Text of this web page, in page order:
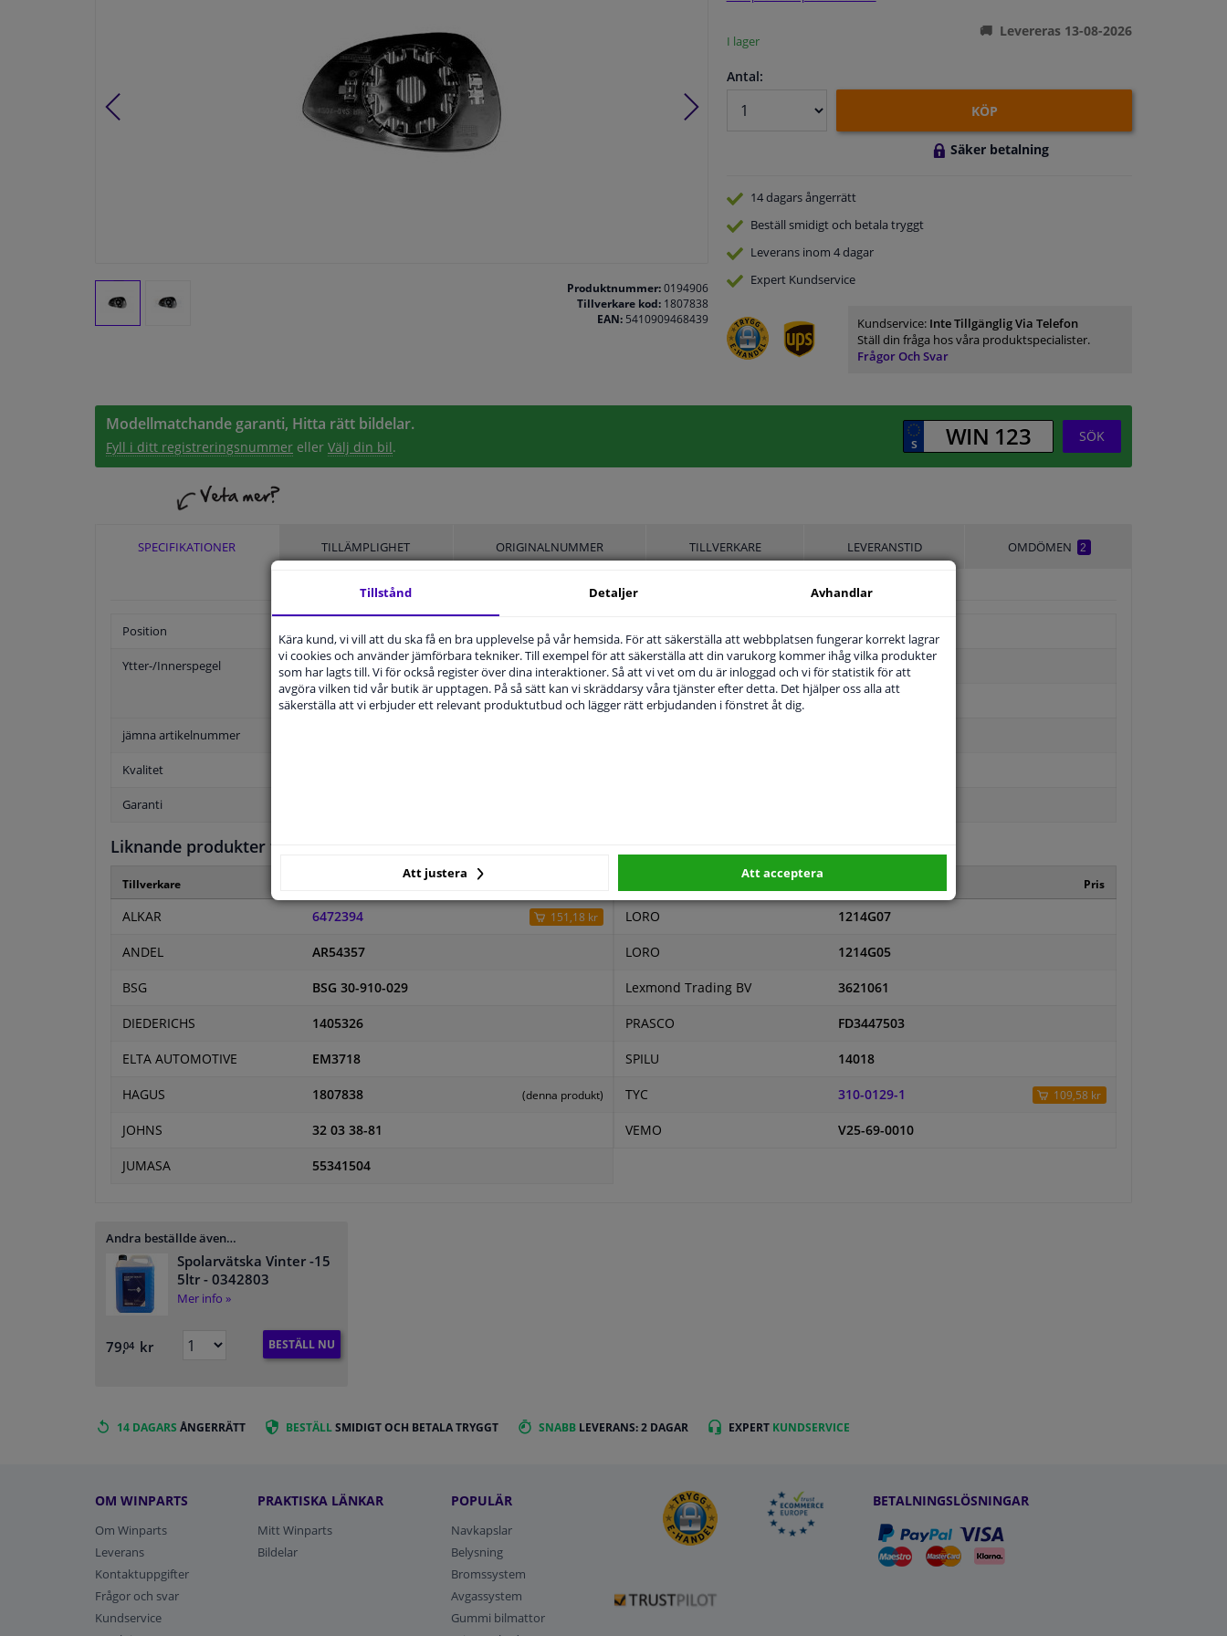
Produktnummer:0194906
Tillverkare kod:1807838
EAN:5410909468439
I lager
Levereras 13-08-2026
Antal:
KÖP
Säker betalning
14 dagarsångerrätt
Beställ smidigt och betala tryggt
Leverans inom 4 dagar
Expert Kundservice
Kundservice: Inte Tillgänglig Via Telefon
Ställ din fråga hos våra produktspecialister.
Frågor Och Svar
Modellmatchande garanti, Hitta rätt bildelar.
Fyll i ditt registreringsnummer eller Välj din bil.
SÖK
SPECIFIKATIONER TILLÄMPLIGHET ORIGINALNUMMER TILLVERKARE LEVERANSTID OMDÖMEN 2
Position Höger passagerarsida
Ytter-/Innerspegel Uppvärmbar
Bulb-formad
jämna artikelnummer
Kvalitet
Garanti
Liknande produkter från andra tillverkare
Tillverkare
ALKAR 6472394 151,18 kr
ANDEL AR54357
BSG BSG 30-910-029
DIEDERICHS 1405326
ELTA AUTOMOTIVE EM3718
HAGUS 1807838 (denna produkt)
JOHNS 32 03 38-81
JUMASA 55341504
Pris
LORO 1214G07
LORO 1214G05
Lexmond Trading BV 3621061
PRASCO FD3447503
SPILU 14018
TYC 310-0129-1 109,58 kr
VEMO V25-69-0010
Andra beställde även…
Spolarvätska Vinter -15
5ltr - 0342803
Mer info »
79,04 kr BESTÄLL NU
14 DAGARS ÅNGERRÄTT BESTÄLLSMIDIGT OCH BETALA TRYGGT SNABB LEVERANS: 2 DAGAR EXPERT KUNDSERVICE
OM WINPARTS
Om Winparts
Leverans
Kontaktuppgifter
Frågor och svar
Kundservice
PRAKTISKA LÄNKAR
Mitt Winparts
Bildelar
POPULÄR
Navkapslar
Belysning
Bromssystem
Avgassystem
Gummi bilmattor
BETALNINGSLÖSNINGAR
Tillstånd Detaljer Avhandlar
Kära kund, vi vill att du ska få en bra upplevelse på vår hemsida. För att säkerställa att webbplatsen fungerar korrekt lagrar
vi cookies och använder jämförbara tekniker. Till exempel för att säkerställa att din varukorg kommer ihåg vilka produkter
som har lagts till. Vi för också register över dina interaktioner. Så att vi vet om du är inloggad och vi för statistik för att
avgöra vilken tid vår butik är upptagen. På så sätt kan vi skräddarsy våra tjänster efter detta. Det hjälper oss alla att
säkerställa att vi erbjuder ett relevant produktutbud och lägger rätt erbjudanden i fönstret åt dig.
Att justera Att acceptera